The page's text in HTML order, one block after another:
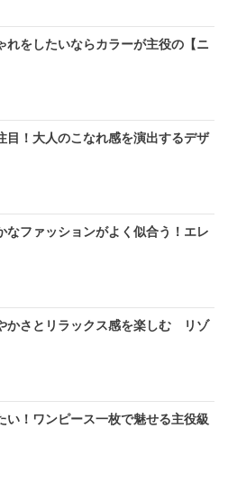
れをしたいならカラーが主役の【ニ
目！大人のこなれ感を演出するデザ
なファッションがよく似合う！エレ
かさとリラックス感を楽しむ リゾ
い！ワンピース一枚で魅せる主役級